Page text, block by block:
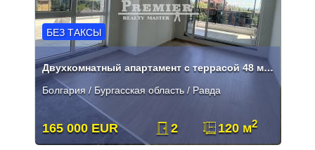
БЕЗ ТАКСЫ
Двухкомнатный апартамент с террасой 48 м² и видом на море
Болгария / Бургасская область / Равда
165 000 EUR 2 120 м2